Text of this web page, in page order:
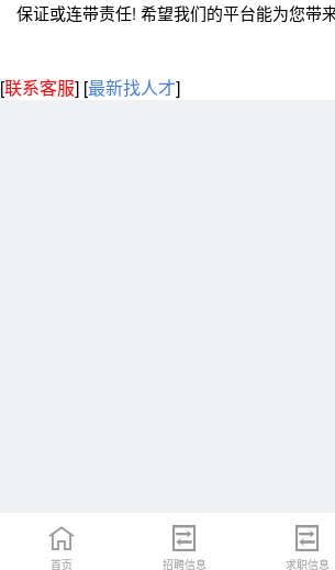
保证或连带责任! 希望我们的平台能为您带
[联系客服] [最新找人才]
首页 招聘信息 求职信息